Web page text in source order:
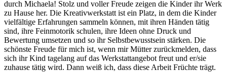
durch Michaela! Stolz und voller Freude zeigen die Kinder ihr Werk
zu Hause her. Die Kreativwerkstatt ist ein Platz, in dem die Kinder
vielfältige Erfahrungen sammeln können, mit ihren Händen tätig
sind, ihre Feinmotorik schulen, ihre Ideen ohne Druck und
Bewertung umsetzen und so ihr Selbstbewusstsein stärken. Die
schönste Freude für mich ist, wenn mir Mütter zurückmelden, dass
sich ihr Kind tagelang auf das Werkstattangebot freut und er/sie
zuhause tätig wird. Dann weiß ich, dass diese Arbeit Früchte trägt.